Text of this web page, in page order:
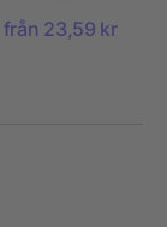
med mjukt
omslag av
från 23,59 kr